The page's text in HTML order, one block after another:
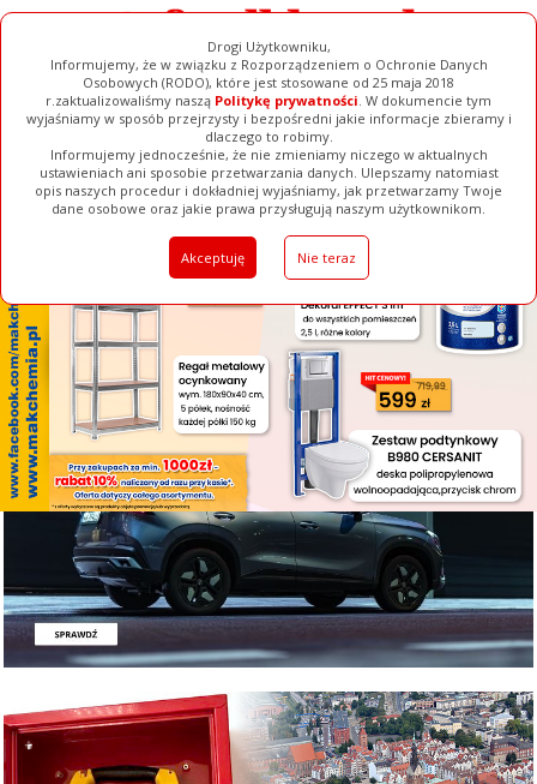
Drogi Użytkowniku,
Informujemy, że w związku z Rozporządzeniem o Ochronie Danych
Osobowych (RODO), które jest stosowane od 25 maja 2018
r.zaktualizowaliśmy naszą Politykę prywatności. W dokumencie tym
wyjaśniamy w sposób przejrzysty i bezpośredni jakie informacje zbieramy i
dlaczego to robimy.
Informujemy jednocześnie, że nie zmieniamy niczego w aktualnych
ustawieniach ani sposobie przetwarzania danych. Ulepszamy natomiast
opis naszych procedur i dokładniej wyjaśniamy, jak przetwarzamy Twoje
dane osobowe oraz jakie prawa przysługują naszym użytkownikom.
Akceptuję Nie teraz
[ ZAMKNIJ ]
Ogłoszenia Filmy Galerie Baza Firm Pełna Wersja